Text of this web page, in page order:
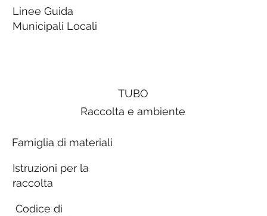
Linee Guida
Municipali Locali
TUBO
Raccolta e ambiente
Famiglia di materiali
Istruzioni per la
raccolta
Codice di